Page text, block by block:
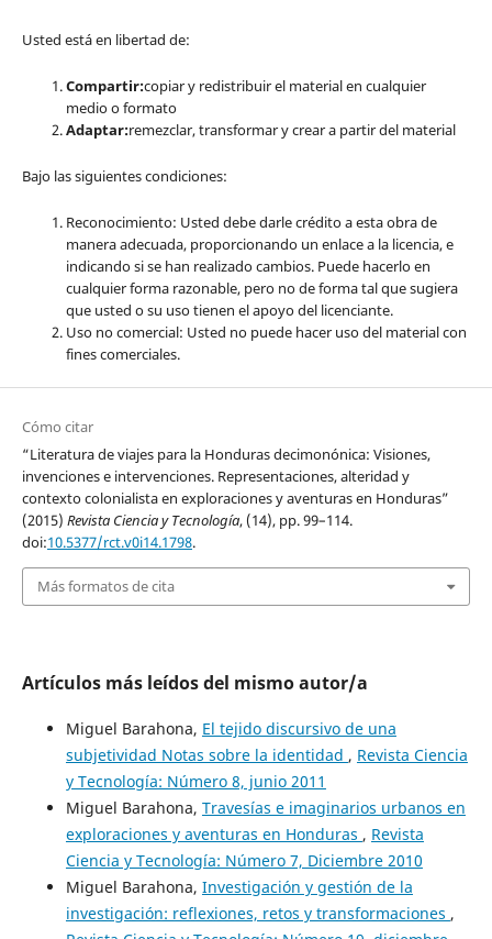
Usted está en libertad de:
Compartir:copiar y redistribuir el material en cualquier
medio o formato
Adaptar:remezclar, transformar y crear a partir del material
Bajo las siguientes condiciones:
Reconocimiento: Usted debe darle crédito a esta obra de
manera adecuada, proporcionando un enlace a la licencia, e
indicando si se han realizado cambios. Puede hacerlo en
cualquier forma razonable, pero no de forma tal que sugiera
que usted o su uso tienen el apoyo del licenciante.
Uso no comercial: Usted no puede hacer uso del material con
fines comerciales.
Cómo citar
“Literatura de viajes para la Honduras decimonónica: Visiones,
invenciones e intervenciones. Representaciones, alteridad y
contexto colonialista en exploraciones y aventuras en Honduras”
(2015) Revista Ciencia y Tecnología, (14), pp. 99–114.
doi:10.5377/rct.v0i14.1798.
Más formatos de cita
Artículos más leídos del mismo autor/a
Miguel Barahona, El tejido discursivo de una
subjetividad Notas sobre la identidad , Revista Ciencia
y Tecnología: Número 8, junio 2011
Miguel Barahona, Travesías e imaginarios urbanos en
exploraciones y aventuras en Honduras , Revista
Ciencia y Tecnología: Número 7, Diciembre 2010
Miguel Barahona, Investigación y gestión de la
investigación: reflexiones, retos y transformaciones ,